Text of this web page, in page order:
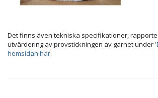
Det finns även tekniska specifikationer,
utvärdering av provstickningen av garnet under
hemsidan här.